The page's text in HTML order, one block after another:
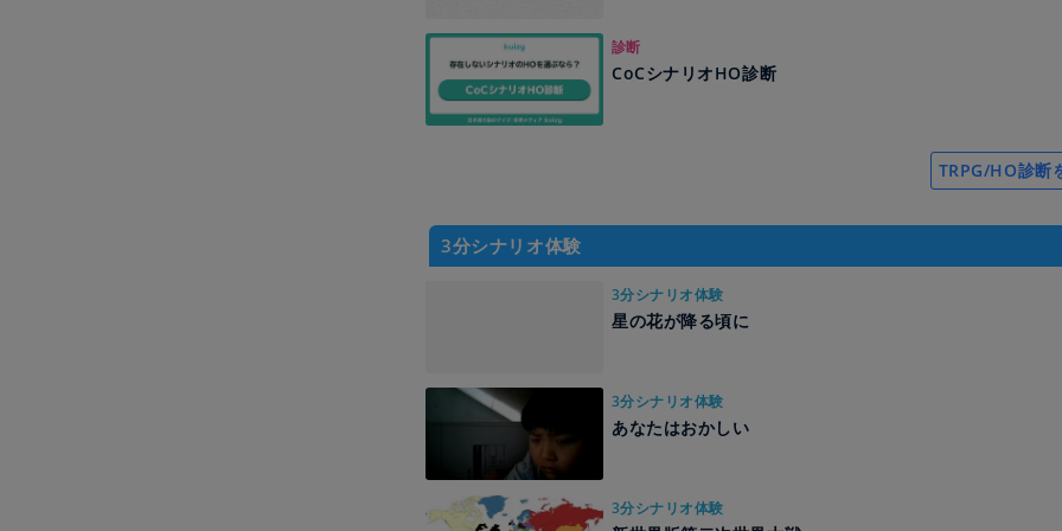
診断
CoCシナリオHO診断
TRPG/HO診断
3分シナリオ体験
3分シナリオ体験
星の花が降る頃に
3分シナリオ体験
あなたはおかしい
3分シナリオ体験